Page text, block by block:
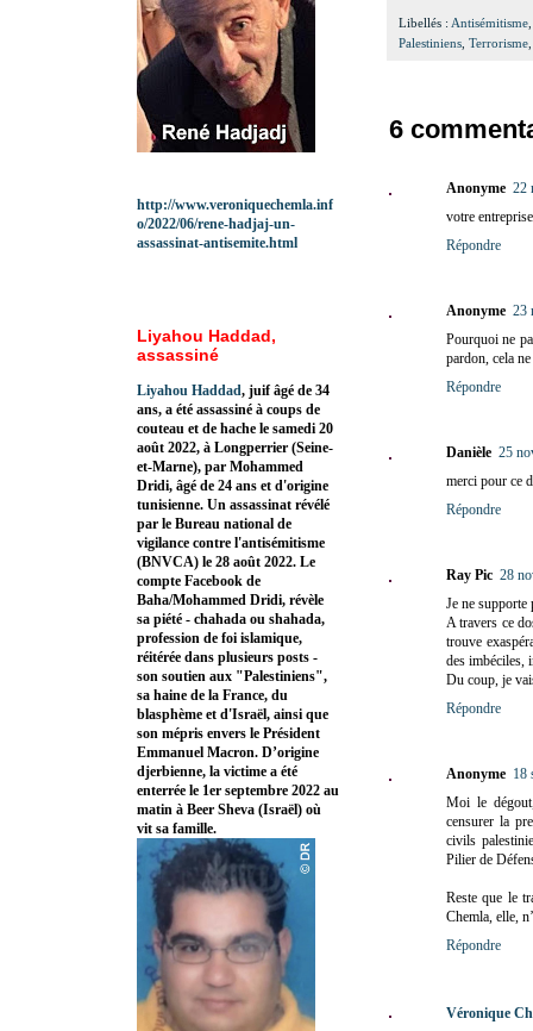
Libellés : Antisémitisme
Palestiniens Terrorisme
6
Anonyme 22
votre
Répondre
Anonyme 23
Pourquoi ne
pardon, cela
Répondre
Danièle 25
merci pour ce
Répondre
Ray Pic 28
Je ne supporte
A travers ce
trouve
des imbéciles,
Du coup, je
Répondre
Anonyme 18
Moi le
censurer la
civils
Pilier de
Reste que le
Chemla, elle,
Répondre
Véronique
http://www.veroniquechemla.inf
o/2022/06/rene-hadjaj-un-
assassinat-antisemite.html
Liyahou Haddad,
assassiné
Liyahou Haddad, juif âgé de 34
ans, a été assassiné à coups de
couteau et de hache le samedi 20
août 2022, à Longperrier (Seine-
et-Marne), par Mohammed
Dridi, âgé de 24 ans et d'origine
tunisienne. Un assassinat révélé
par le Bureau national de
vigilance contre l'antisémitisme
(BNVCA) le 28 août 2022. Le
compte Facebook de
Baha/Mohammed Dridi, révèle
sa piété - chahada ou shahada,
profession de foi islamique,
réitérée dans plusieurs posts -
son soutien aux "Palestiniens",
sa haine de la France, du
blasphème et d'Israël, ainsi que
son mépris envers le Président
Emmanuel Macron. D’origine
djerbienne, la victime a été
enterrée le 1er septembre 2022 au
matin à Beer Sheva (Israël) où
vit sa famille.